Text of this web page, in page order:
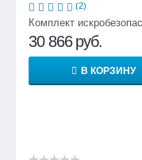
(2)
Комплект
30 866 руб.
В КОРЗИНУ